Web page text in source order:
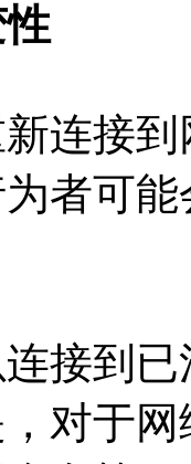
连接
者可
接到
对于